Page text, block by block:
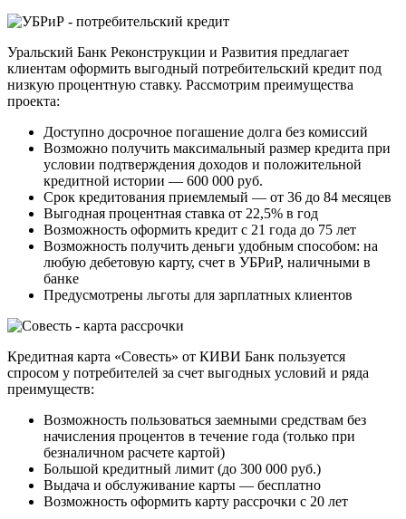
Уральский Банк Реконструкции и Развития предлагает
клиентам оформить выгодный потребительский кредит под
низкую процентную ставку. Рассмотрим преимущества
проекта:
Доступно досрочное погашение долга без комиссий
Возможно получить максимальный размер кредита при
условии подтверждения доходов и положительной
кредитной истории — 600 000 руб.
Срок кредитования приемлемый — от 36 до 84 месяцев
Выгодная процентная ставка от 22,5% в год
Возможность оформить кредит с 21 года до 75 лет
Возможность получить деньги удобным способом: на
любую дебетовую карту, счет в УБРиР, наличными в
банке
Предусмотрены льготы для зарплатных клиентов
Кредитная карта «Совесть» от КИВИ Банк пользуется
спросом у потребителей за счет выгодных условий и ряда
преимуществ:
Возможность пользоваться заемными средствам без
начисления процентов в течение года (только при
безналичном расчете картой)
Большой кредитный лимит (до 300 000 руб.)
Выдача и обслуживание карты — бесплатно
Возможность оформить карту рассрочки с 20 лет